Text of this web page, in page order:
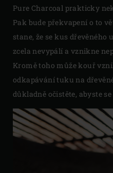
Pure Charcoal prakticky
Pak bude překvapení o to
stane, že se kus
zcela nevypálí a vznikne
Kromě toho může kouř
odkapávání tuku na
důkladně očistěte, abyste